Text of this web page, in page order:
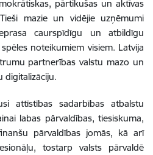
pārtikušas un aktīvas
mazie un vidējie uzņēmumi
caurspīdīgu un atbildīgu
noteikumiem visiem. Latvija
partnerības valstu mazo un
digitalizāciju.
attīstības sadarbības atbalstu
labas pārvaldības, tiesiskuma,
pārvaldības jomās, kā arī
tostarp valsts pārvaldē